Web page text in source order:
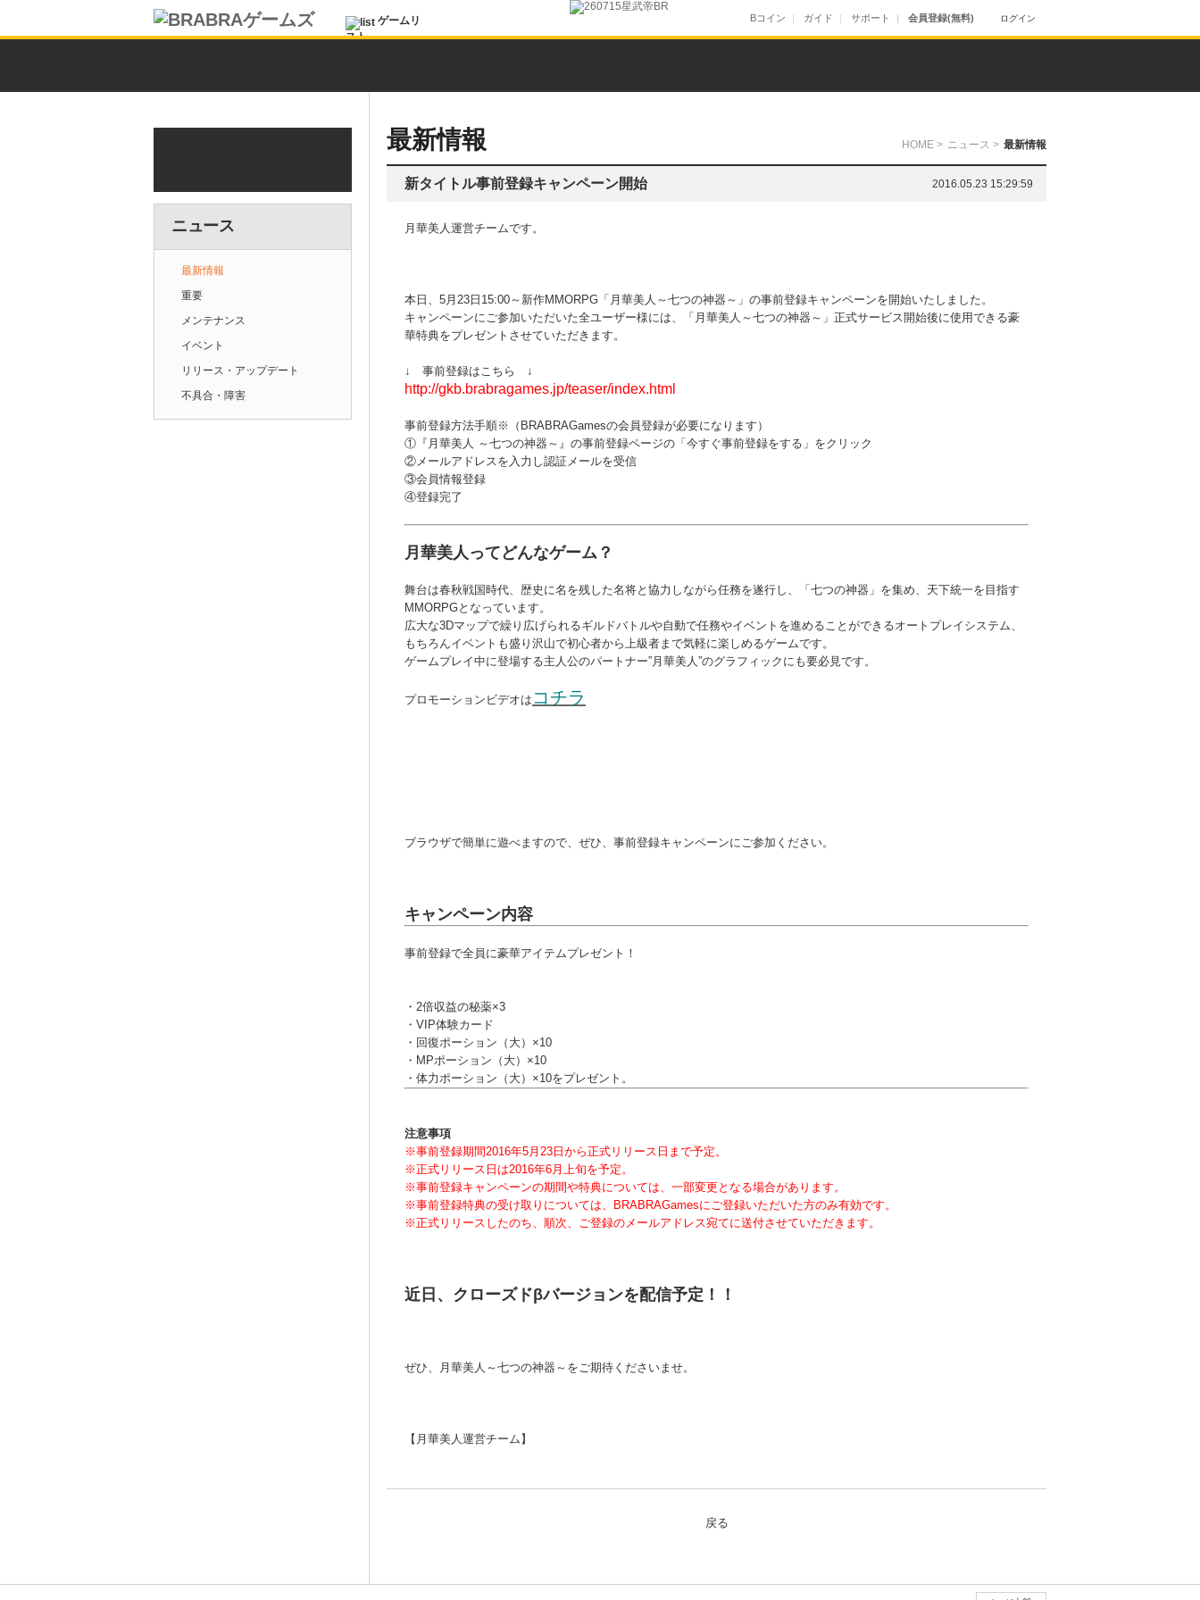
ゲームリ
スト
Bコイン ガイド サポート 会員登録(無料) ログイン
ニュース
最新情報
重要
メンテナンス
イベント
リリース・アップデート
不具合・障害
最新情報 HOME > ニュース > 最新情報
新タイトル事前登録キャンペーン開始 2016.05.23 15:29:59
月華美人運営チームです。
本日、5月23日15:00～新作MMORPG「月華美人～七つの神器～」の事前登録キャンペーンを開始いたしました。
キャンペーンにご参加いただいた全ユーザー様には、「月華美人～七つの神器～」正式サービス開始後に使用できる豪
華特典をプレゼントさせていただきます。
↓ 事前登録はこちら ↓
http://gkb.brabragames.jp/teaser/index.html
事前登録方法手順※（BRABRAGamesの会員登録が必要になります）
①『月華美人 ～七つの神器～』の事前登録ページの「今すぐ事前登録をする」をクリック
②メールアドレスを入力し認証メールを受信
③会員情報登録
④登録完了
月華美人ってどんなゲーム？
舞台は春秋戦国時代、歴史に名を残した名将と協力しながら任務を遂行し、「七つの神器」を集め、天下統一を目指す
MMORPGとなっています。
広大な3Dマップで繰り広げられるギルドバトルや自動で任務やイベントを進めることができるオートプレイシステム、
もちろんイベントも盛り沢山で初心者から上級者まで気軽に楽しめるゲームです。
ゲームプレイ中に登場する主人公のパートナー”月華美人”のグラフィックにも要必見です。
プロモーションビデオは コチラ
ブラウザで簡単に遊べますので、ぜひ、事前登録キャンペーンにご参加ください。
キャンペーン内容
事前登録で全員に豪華アイテムプレゼント！
・2倍収益の秘薬×3
・VIP体験カード
・回復ポーション（大）×10
・MPポーション（大）×10
・体力ポーション（大）×10をプレゼント。
注意事項
※事前登録期間2016年5月23日から正式リリース日まで予定。
※正式リリース日は2016年6月上旬を予定。
※事前登録キャンペーンの期間や特典については、一部変更となる場合があります。
※事前登録特典の受け取りについては、BRABRAGamesにご登録いただいた方のみ有効です。
※正式リリースしたのち、順次、ご登録のメールアドレス宛てに送付させていただきます。
近日、クローズドβバージョンを配信予定！！
ぜひ、月華美人～七つの神器～をご期待くださいませ。
【月華美人運営チーム】
戻る